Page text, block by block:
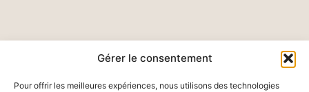
Gérer le consentement
Pour offrir les meilleures expériences, nous utilisons des technologies